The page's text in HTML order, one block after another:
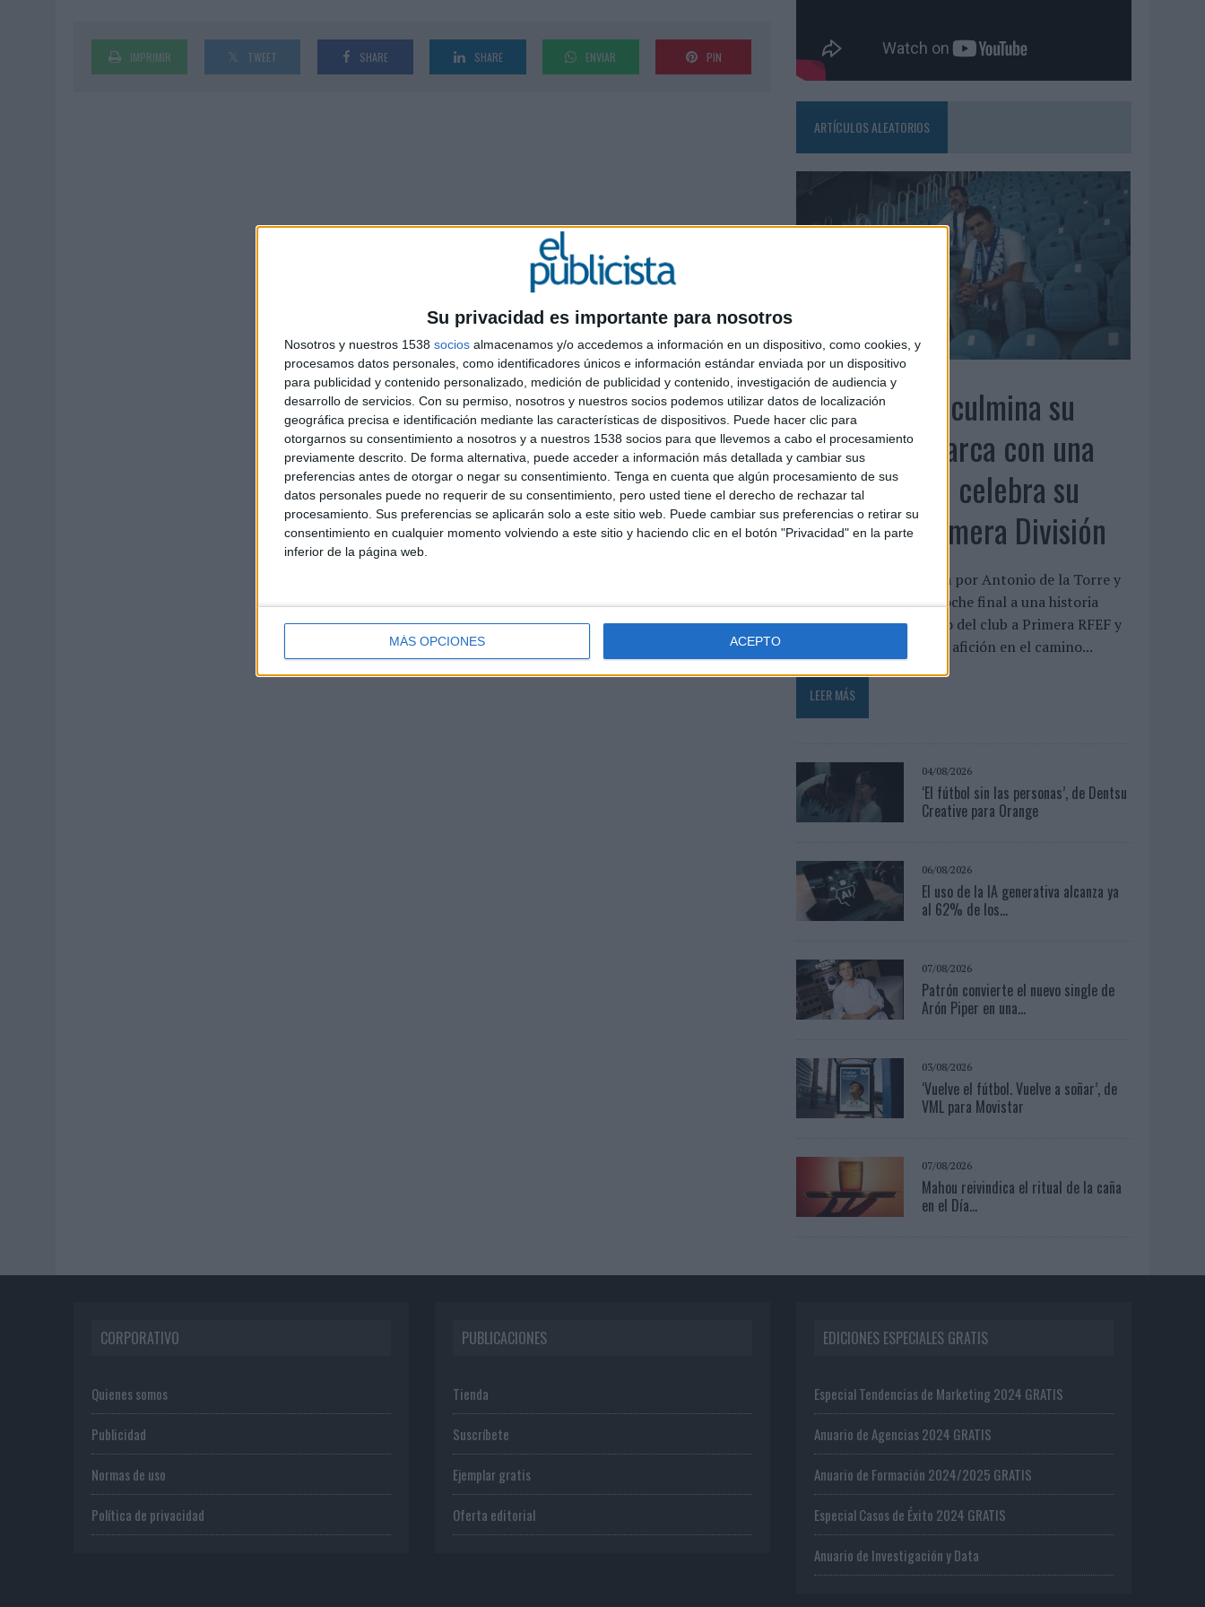
Su privacidad es importante para nosotros
Nosotros y nuestros 1538 socios almacenamos y/o accedemos a información en un dispositivo, como cookies, y
procesamos datos personales, como identificadores únicos e información estándar enviada por un dispositivo
para publicidad y contenido personalizado, medición de publicidad y contenido, investigación de audiencia y
desarrollo de servicios. Con su permiso, nosotros y nuestros socios podemos utilizar datos de localización
geográfica precisa e identificación mediante las características de dispositivos. Puede hacer clic para
otorgarnos su consentimiento a nosotros y a nuestros 1538 socios para que llevemos a cabo el procesamiento
previamente descrito. De forma alternativa, puede acceder a información más detallada y cambiar sus
preferencias antes de otorgar o negar su consentimiento. Tenga en cuenta que algún procesamiento de sus
datos personales puede no requerir de su consentimiento, pero usted tiene el derecho de rechazar tal
procesamiento. Sus preferencias se aplicarán solo a este sitio web. Puede cambiar sus preferencias o retirar su
consentimiento en cualquier momento volviendo a este sitio y haciendo clic en el botón "Privacidad" en la parte
inferior de la página web.
MÁS OPCIONES ACEPTO
07/08/2026
EL MÁLAGA CF CULMINA SU TRILOGÍA DE MARCA CON UNA CAMPAÑA QUE CELEBRA SU REGRESO A PRIMERA DIVISIÓN
IMPRIMIR TWEET SHARE SHARE ENVIAR PIN
ARTÍCULOS ALEATORIOS
07/08/2026
El Málaga CF culmina su
trilogía de marca con una
campaña que celebra su
regreso a Primera División
La pieza, protagonizada por Antonio de la Torre y
Salva Reina, pone el broche final a una historia
iniciada tras el descenso del club a Primera RFEF y
reivindica el papel de la afición en el camino...
LEER MÁS
04/08/2026
‘El fútbol sin las personas’, de Dentsu
Creative para Orange
06/08/2026
El uso de la IA generativa alcanza ya
al 62% de los...
07/08/2026
Patrón convierte el nuevo single de
Arón Piper en una...
03/08/2026
‘Vuelve el fútbol. Vuelve a soñar’, de
VML para Movistar
07/08/2026
Mahou reivindica el ritual de la caña
en el Día...
CORPORATIVO
Quienes somos
Publicidad
Normas de uso
Política de privacidad
PUBLICACIONES
Tienda
Suscríbete
Ejemplar gratis
Oferta editorial
EDICIONES ESPECIALES GRATIS
Especial Tendencias de Marketing 2024 GRATIS
Anuario de Agencias 2024 GRATIS
Anuario de Formación 2024/2025 GRATIS
Especial Casos de Éxito 2024 GRATIS
Anuario de Investigación y Data